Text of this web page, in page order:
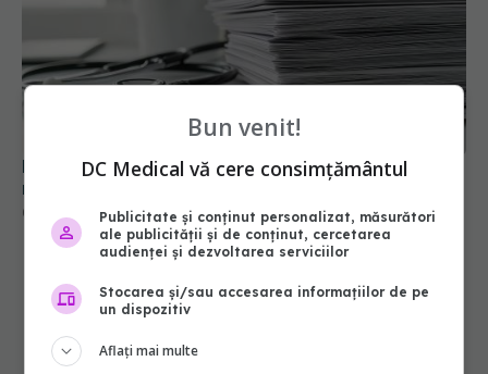
Mii de angajați din Sănătate ar putea primi salarii
mai mari. Sindicatele cer schimbarea legii
06 aug 2026, 19:26
Bun venit!
DC Medical vă cere consimțământul
Publicitate și conținut personalizat, măsurători
ale publicității și de conținut, cercetarea
audienței și dezvoltarea serviciilor
Stocarea și/sau accesarea informațiilor de pe
un dispozitiv
Aflați mai multe